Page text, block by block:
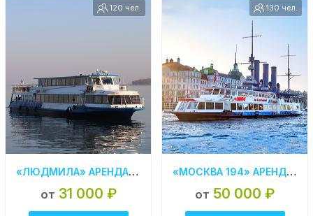
120 чел.
«ЛЮДМИЛА» АРЕНДА ТЕПЛОХОДА В СПБ
от 31 000 ₽
130 чел.
«МОСКВА 194» АРЕНДА ТЕПЛОХОДА В СПБ
от 50 000 ₽